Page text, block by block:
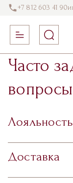
+7 812 603 41 90
Часто
вопросы
Доставка